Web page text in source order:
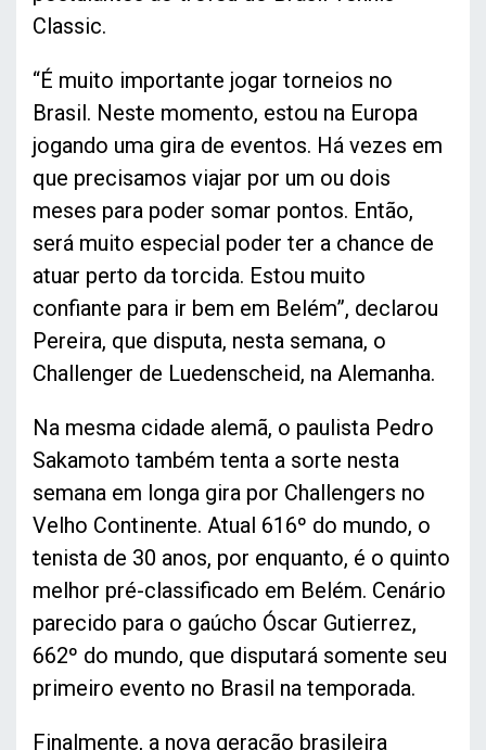
Classic.
“É muito importante jogar torneios no
Brasil. Neste momento, estou na Europa
jogando uma gira de eventos. Há vezes em
que precisamos viajar por um ou dois
meses para poder somar pontos. Então,
será muito especial poder ter a chance de
atuar perto da torcida. Estou muito
confiante para ir bem em Belém”, declarou
Pereira, que disputa, nesta semana, o
Challenger de Luedenscheid, na Alemanha.
Na mesma cidade alemã, o paulista Pedro
Sakamoto também tenta a sorte nesta
semana em longa gira por Challengers no
Velho Continente. Atual 616º do mundo, o
tenista de 30 anos, por enquanto, é o quinto
melhor pré-classificado em Belém. Cenário
parecido para o gaúcho Óscar Gutierrez,
662º do mundo, que disputará somente seu
primeiro evento no Brasil na temporada.
Finalmente, a nova geração brasileira